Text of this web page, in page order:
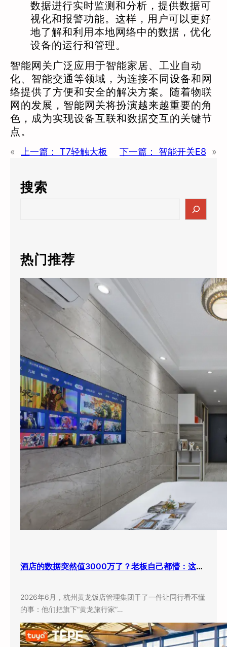
数据进行实时监测和分析，提供数据可
视化和报警功能。这样，用户可以更好
地了解和利用本地网络中的数据，优化
设备的运行和管理。
智能网关广泛应用于智能家居、工业自动
化、智能交通等领域，为连接不同设备和网
络提供了方便和安全的解决方案。随着物联
网的发展，智能网关将扮演越来越重要的角
色，成为实现设备互联和数据交互的关键节
点。
« 上一篇： T7轻触大板 下一篇： 智能开关E8 »
搜索
c
h
热门推荐
酒店的数据突然值3000万了？老板自己都懵：这玩意儿还能卖钱？
2026年6月，杭州黄龙饭店管理集团干了一件让同行看不懂
的事：他们把旗下”黄龙旅行家”…